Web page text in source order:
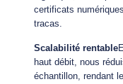
certificats
tracas.
Scalabilité rentable
haut débit, nous
échantillon, rendant